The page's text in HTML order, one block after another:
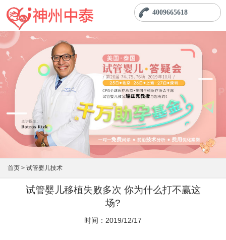
4009665618
首页 > 试管婴儿技术
试管婴儿移植失败多次 你为什么打不赢这
场?
时间：2019/12/17